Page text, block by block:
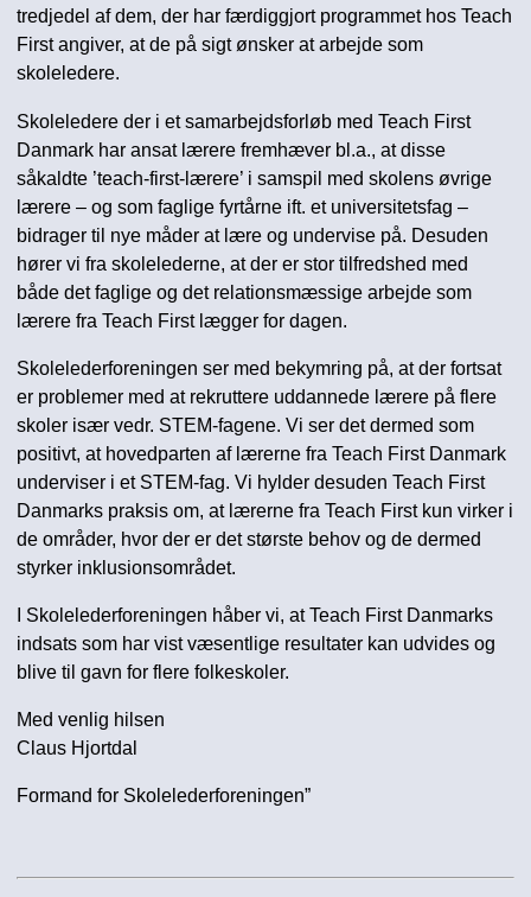
tredjedel af dem, der har færdiggjort programmet hos Teach
First angiver, at de på sigt ønsker at arbejde som
skoleledere.
Skoleledere der i et samarbejdsforløb med Teach First
Danmark har ansat lærere fremhæver bl.a., at disse
såkaldte ’teach-first-lærere’ i samspil med skolens øvrige
lærere – og som faglige fyrtårne ift. et universitetsfag –
bidrager til nye måder at lære og undervise på. Desuden
hører vi fra skolelederne, at der er stor tilfredshed med
både det faglige og det relationsmæssige arbejde som
lærere fra Teach First lægger for dagen.
Skolelederforeningen ser med bekymring på, at der fortsat
er problemer med at rekruttere uddannede lærere på flere
skoler især vedr. STEM-fagene. Vi ser det dermed som
positivt, at hovedparten af lærerne fra Teach First Danmark
underviser i et STEM-fag. Vi hylder desuden Teach First
Danmarks praksis om, at lærerne fra Teach First kun virker i
de områder, hvor der er det største behov og de dermed
styrker inklusionsområdet.
I Skolelederforeningen håber vi, at Teach First Danmarks
indsats som har vist væsentlige resultater kan udvides og
blive til gavn for flere folkeskoler.
Med venlig hilsen
Claus Hjortdal
Formand for Skolelederforeningen”